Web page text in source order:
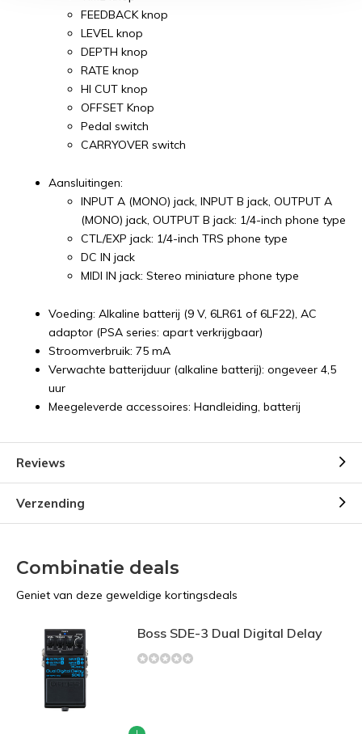
FEEDBACK knop
LEVEL knop
DEPTH knop
RATE knop
HI CUT knop
OFFSET Knop
Pedal switch
CARRYOVER switch
Aansluitingen:
INPUT A (MONO) jack, INPUT B jack, OUTPUT A
(MONO) jack, OUTPUT B jack: 1/4-inch phone type
CTL/EXP jack: 1/4-inch TRS phone type
DC IN jack
MIDI IN jack: Stereo miniature phone type
Voeding: Alkaline batterij (9 V, 6LR61 of 6LF22), AC
adaptor (PSA series: apart verkrijgbaar)
Stroomverbruik: 75 mA
Verwachte batterijduur (alkaline batterij): ongeveer 4,5
uur
Meegeleverde accessoires: Handleiding, batterij
Reviews
Verzending
Combinatie deals
Geniet van deze geweldige kortingsdeals
Boss SDE-3 Dual Digital Delay